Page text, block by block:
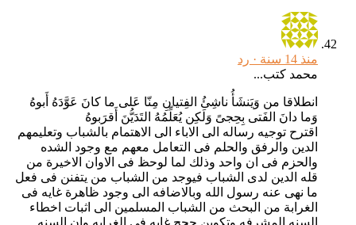
رد
محمد كتب...
انطلاقا من وَيَنشَأُ ناشِئُ الفِتيانِ مِنّا عَلى ما كانَ عَوَّدَهُ أَبوهُ
وَما دانَ الفَتى بِحِجىً وَلَكِن يُعَلِّمُهُ التَدَيُّنَ أَقرَبوهُ
اقترح توجيه رساله الى الاباء الى الاهتمام بالشباب وتعليمهم
الدين والرفق والحلم فى التعامل معهم مع وجود الشده
والحزم فى ان واحد وذلك لما لوحظ فى الاوان الاخيرة من
قله الدين لدى الشباب فيوجد من الشباب من يتفنن فى فعل
ما نهى عنه رسول الله وبالاضافه الى وجود ظاهرة غايه فى
الغرابة من البحث من الشباب المسلمين الى اثبات اخطاء